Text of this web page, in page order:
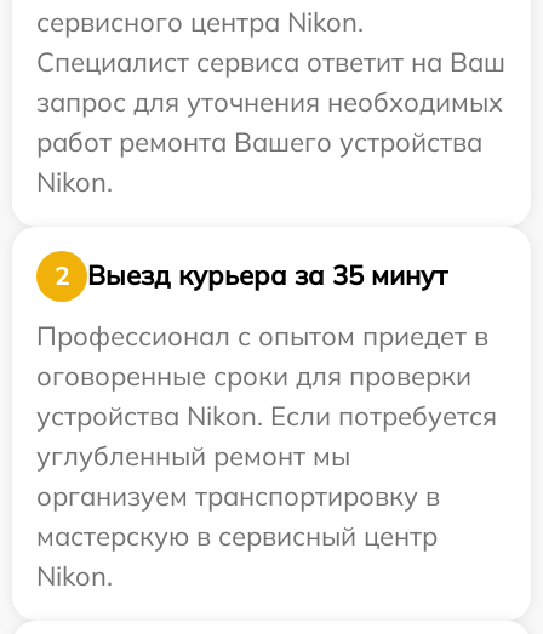
сервисного центра Nikon.
Специалист сервиса ответит на Ваш
запрос для уточнения необходимых
работ ремонта Вашего устройства
Nikon.
2
Выезд курьера за 35 минут
Профессионал с опытом приедет в
оговоренные сроки для проверки
устройства Nikon. Если потребуется
углубленный ремонт мы
организуем транспортировку в
мастерскую в сервисный центр
Nikon.